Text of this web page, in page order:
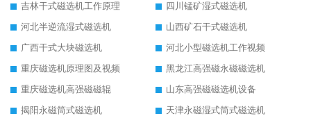
吉林干式磁选机工作原理
四川锰矿湿式磁选机
河北半逆流湿式磁选机
山西矿石干式磁选机
广西干式大块磁选机
河北小型磁选机工作视频
重庆磁选机原理图及视频
黑龙江高强磁永磁磁选机
重庆磁选机高强磁磁辊
山东高强磁磁选机设备
揭阳永磁筒式磁选机
天津永磁湿式筒式磁选机